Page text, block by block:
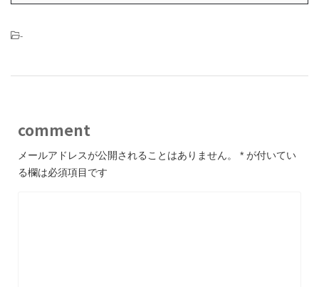
-
comment
メールアドレスが公開されることはありません。 * が付いてい
る欄は必須項目です